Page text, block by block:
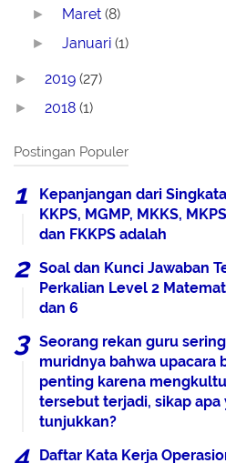
► Maret(8)
► Januari(1)
► 2019 (27)
► 2018 (1)
Postingan Populer
Kepanjangan dari
KKPS, MGMP, MKKS,
dan FKKPS adalah
Soal dan Kunci Jawaban
Perkalian Level 2
dan 6
Seorang rekan guru
muridnya bahwa upacara
penting karena
tersebut terjadi, sikap apa
tunjukkan?
Daftar Kata Kerja